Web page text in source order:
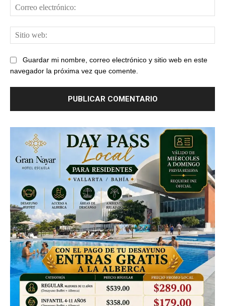
Guardar mi nombre, correo electrónico y sitio web en este
navegador la próxima vez que comente.